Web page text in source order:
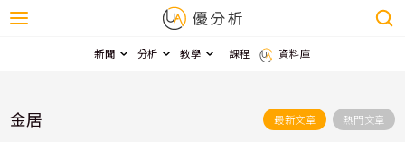
新聞 分析 教學 課程 資料庫
金居 最新文章 熱門文章